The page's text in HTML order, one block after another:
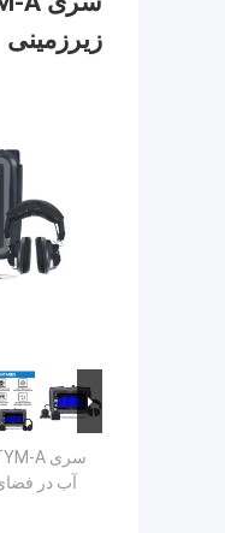
زیرزمینی
آب در